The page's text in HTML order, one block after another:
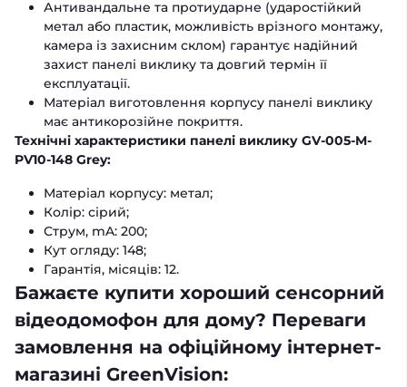
Антивандальне та протиударне (ударостійкий
метал або пластик, можливість врізного монтажу,
камера із захисним склом) гарантує надійний
захист панелі виклику та довгий термін її
експлуатації.
Матеріал виготовлення корпусу панелі виклику
має антикорозійне покриття.
Технічні характеристики панелі виклику GV-005-M-
PV10-148 Grey:
Матеріал корпусу: метал;
Колір: сірий;
Струм, mA: 200;
Кут огляду: 148;
Гарантія, місяців: 12.
Бажаєте купити хороший сенсорний
відеодомофон для дому? Переваги
замовлення на офіційному інтернет-
магазині GreenVision: